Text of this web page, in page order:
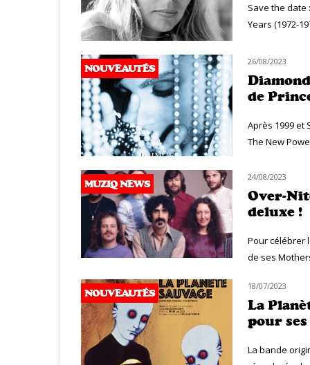
Save the date
Years (1972-
NOUVEAUTÉS
26/08/2023
de
Après 1999 et
The New
MUZIQ NEWS
24/08/2023
Over-
deluxe !
Pour célébrer
de ses
NOUVEAUTÉS
18/07/2023
La
pour ses
La bande